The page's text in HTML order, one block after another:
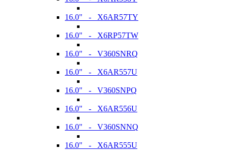
16.0" - X6AR57TY
16.0" - X6RP57TW
16.0" - V360SNRQ
16.0" - X6AR557U
16.0" - V360SNPQ
16.0" - X6AR556U
16.0" - V360SNNQ
16.0" - X6AR555U